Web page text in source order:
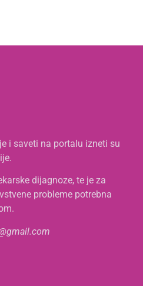
i saveti na portalu izneti su
dijagnoze, te je za
probleme potrebna